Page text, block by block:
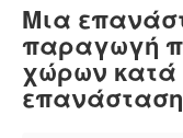
Μια
παραγωγή
χώρων κατά
επανάσταση